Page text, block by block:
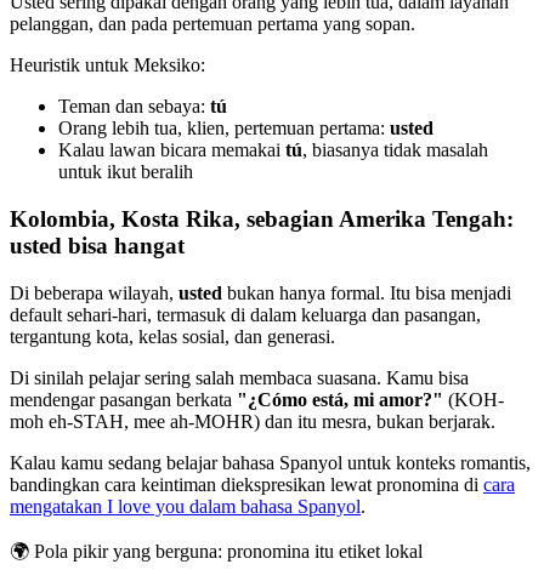
pelanggan, dan pada pertemuan pertama yang sopan.
Heuristik untuk Meksiko:
Teman dan sebaya: tú
Orang lebih tua, klien, pertemuan pertama: usted
Kalau lawan bicara memakai tú, biasanya tidak masalah
untuk ikut beralih
Kolombia, Kosta Rika, sebagian Amerika Tengah:
usted bisa hangat
Di beberapa wilayah, usted bukan hanya formal. Itu bisa menjadi
default sehari-hari, termasuk di dalam keluarga dan pasangan,
tergantung kota, kelas sosial, dan generasi.
Di sinilah pelajar sering salah membaca suasana. Kamu bisa
mendengar pasangan berkata "¿Cómo está, mi amor?" (KOH-
moh eh-STAH, mee ah-MOHR) dan itu mesra, bukan berjarak.
Kalau kamu sedang belajar bahasa Spanyol untuk konteks romantis,
bandingkan cara keintiman diekspresikan lewat pronomina di cara
mengatakan I love you dalam bahasa Spanyol.
🌍 Pola pikir yang berguna: pronomina itu etiket lokal